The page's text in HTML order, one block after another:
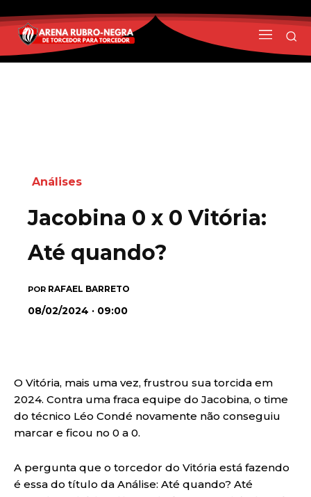
Análises
Jacobina 0 x 0 Vitória:
Até quando?
POR RAFAEL BARRETO
08/02/2024 · 09:00
O Vitória, mais uma vez, frustrou sua torcida em
2024. Contra uma fraca equipe do Jacobina, o time
do técnico Léo Condé novamente não conseguiu
marcar e ficou no 0 a 0.
A pergunta que o torcedor do Vitória está fazendo
é essa do título da Análise: Até quando? Até